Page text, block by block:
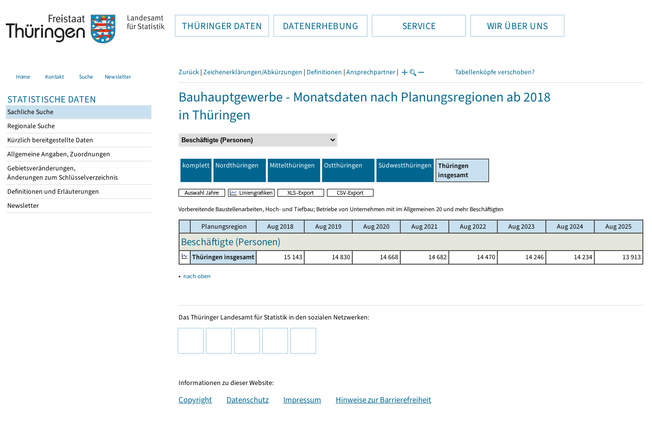
THÜRINGER DATEN DATENERHEBUNG SERVICE WIR ÜBER UNS
Home Kontakt Suche Newsletter
STATISTISCHE DATEN
Sachliche Suche
Regionale Suche
Kürzlich bereitgestellte Daten
Allgemeine Angaben, Zuordnungen
Gebietsveränderungen,
Änderungen zum Schlüsselverzeichnis
Definitionen und Erläuterungen
Newsletter
Zurück | Zeichenerklärungen/Abkürzungen | Definitionen | Ansprechpartner | Tabellenköpfe verschoben?
Bauhauptgewerbe - Monatsdaten nach Planungsregionen ab 2018
in Thüringen
komplett Nordthüringen Mittelthüringen Ostthüringen Südwestthüringen
Thüringen
insgesamt
Vorbereitende Baustellenarbeiten, Hoch- und Tiefbau; Betriebe von Unternehmen mit im Allgemeinen 20 und mehr Beschäftigten
Planungsregion Aug 2018 Aug 2019 Aug 2020 Aug 2021 Aug 2022 Aug 2023 Aug 2024 Aug 2025
Beschäftigte (Personen)
Thüringen insgesamt 15 143 14 830 14 668 14 682 14 470 14 246 14 234 13 913
▴ nach oben
Das Thüringer Landesamt für Statistik in den sozialen Netzwerken:
Informationen zu dieser Website:
Copyright Datenschutz Impressum Hinweise zur Barrierefreiheit